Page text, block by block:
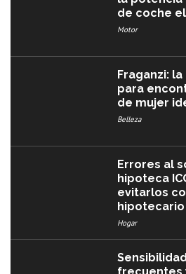
de coche
Motor
Fraganzi:
para
de mujer
Belleza
Errores al
hipoteca
evitarlos
hipotecario
Hogar